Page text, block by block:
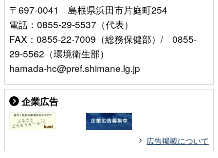
〒697-0041 島根県浜田市片庭町254
電話：0855-29-5537（代表）
FAX：0855-22-7009（総務保健部）/ 0855-
29-5562（環境衛生部）
hamada-hc@pref.shimane.lg.jp
企業広告
広告掲載について